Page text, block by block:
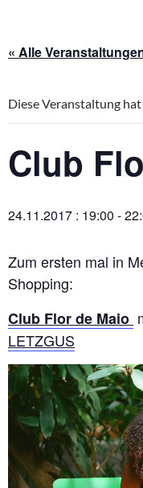
« Alle
Diese Veranstaltung
Club
24.11.2017 : 19:00 -
Zum ersten mal in
Shopping:
Club Flor de Maio
LETZGUS